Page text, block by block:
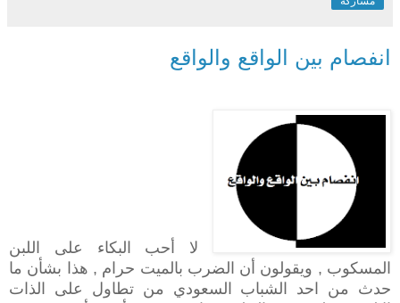
انفصام بين الواقع والواقع
لا أحب البكاء على اللبن
المسكوب , ويقولون أن الضرب بالميت حرام , هذا بشأن ما
حدث من احد الشباب السعودي من تطاول على الذات